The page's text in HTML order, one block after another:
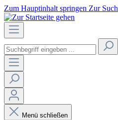
Zum Hauptinhalt springen Zur
Menü schließen